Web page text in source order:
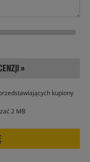
»
kupiony
2 MB